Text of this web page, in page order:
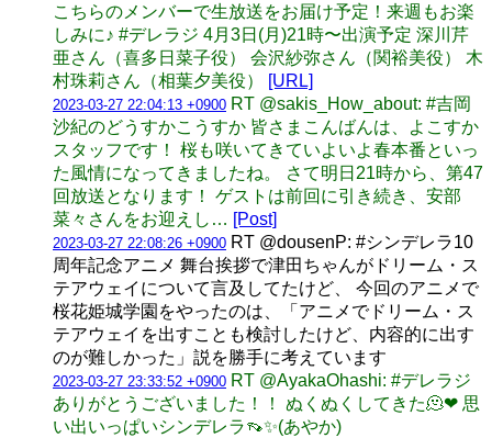
こちらのメンバーで生放送をお届け予定！来週もお楽
しみに♪ #デレラジ 4月3日(月)21時〜出演予定 深川芹
亜さん（喜多日菜子役） 会沢紗弥さん（関裕美役） 木
村珠莉さん（相葉夕美役）
[URL]
2023-03-27 22:04:13 +0900 RT @sakis_How_about: #吉岡
沙紀のどうすかこうすか 皆さまこんばんは、よこすか
スタッフです！ 桜も咲いてきていよいよ春本番といっ
た風情になってきましたね。 さて明日21時から、第47
回放送となります！ ゲストは前回に引き続き、安部
菜々さんをお迎えし… [Post]
2023-03-27 22:08:26 +0900 RT @dousenP: #シンデレラ10
周年記念アニメ 舞台挨拶で津田ちゃんがドリーム・ス
テアウェイについて言及してたけど、 今回のアニメで
桜花姫城学園をやったのは、「アニメでドリーム・ス
テアウェイを出すことも検討したけど、内容的に出す
のが難しかった」説を勝手に考えています
2023-03-27 23:33:52 +0900 RT @AyakaOhashi: #デレラジ
ありがとうございました！！ ぬくぬくしてきた🫠❤ 思
い出いっぱいシンデレラ👡✨(あやか)